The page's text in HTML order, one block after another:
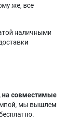
же, все
наличными
на совместимые
мы вышлем